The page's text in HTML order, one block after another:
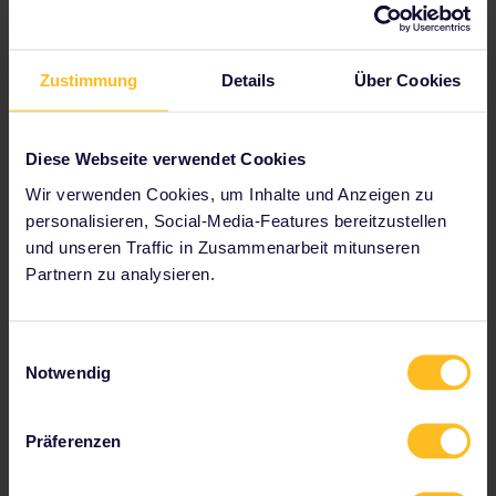
Zustimmung Details Über Cookies
Diese Webseite verwendet Cookies
Wir verwenden Cookies, um Inhalte und Anzeigen zu
personalisieren, Social-Media-Features bereitzustellen
und unseren Traffic in Zusammenarbeit mitunseren
Partnern zu analysieren.
Notwendig
Präferenzen
(für Tickets im Papierformat)
Italiarail
Erklärungen, wie die einzelnen
Buchungsplattformen
funktionieren, findest du hier:
Wie buche ich meine
Reservierungen?